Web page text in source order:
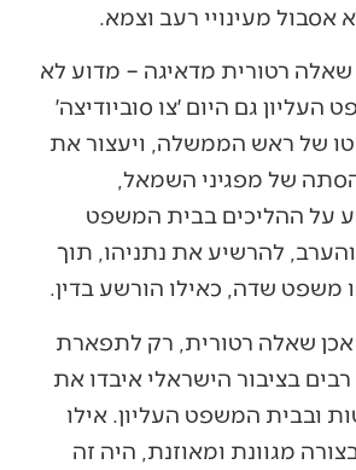
אסבול מעינויי רעב וצמא.
שאלה רטורית מדאיגה – מדוע לא
העליון גם היום ׳צו סוביודיצה׳
של ראש הממשלה, ויעצור את
של מפגיני השמאל,
על ההליכים בבית המשפט
להרשיע את נתניהו, תוך
משפט שדה, כאילו הורשע בדין.
אכן שאלה רטורית, רק לתפארת
בציבור הישראלי איבדו את
ובבית המשפט העליון. אילו
מגוונת ומאוזנת, היה זה